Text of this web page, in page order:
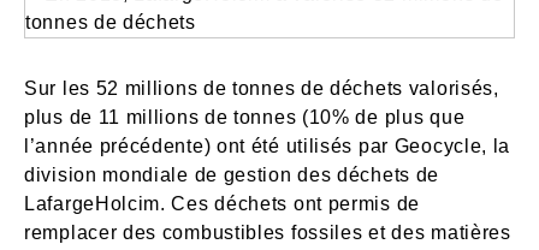
Sur les 52 millions de tonnes de déchets valorisés,
plus de 11 millions de tonnes (10% de plus que
l’année précédente) ont été utilisés par Geocycle, la
division mondiale de gestion des déchets de
LafargeHolcim. Ces déchets ont permis de
remplacer des combustibles fossiles et des matières